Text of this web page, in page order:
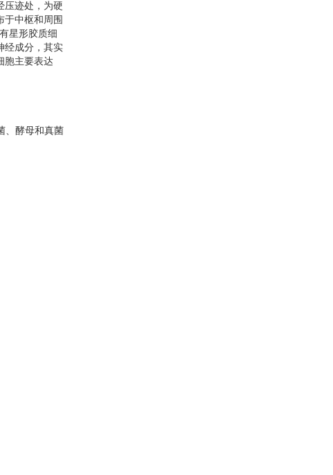
压迹处，为硬
于中枢和周围
星形胶质细
经成分，其实
胞主要表达
、酵母和真菌